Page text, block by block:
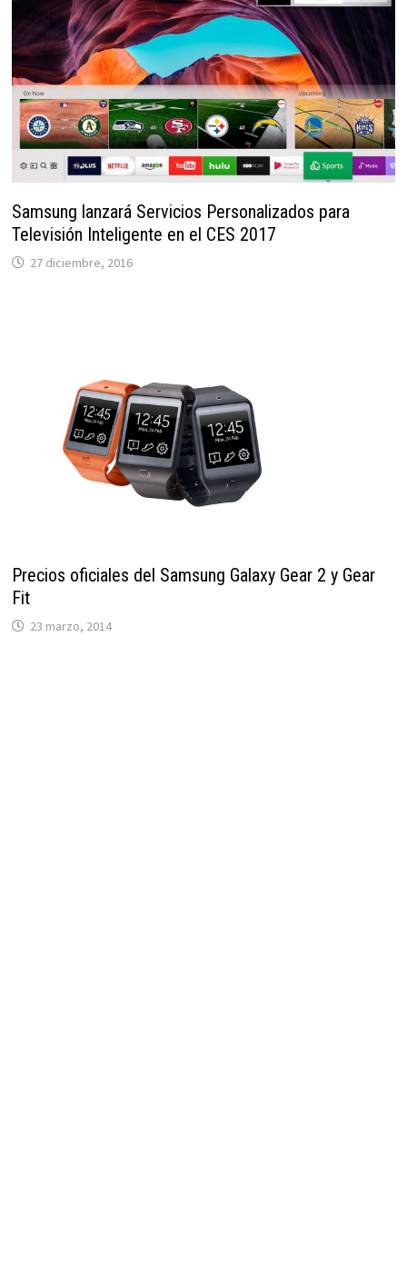
Samsung lanzará Servicios Personalizados para
Televisión Inteligente en el CES 2017
27 diciembre, 2016
Precios oficiales del Samsung Galaxy Gear 2 y Gear
Fit
23 marzo, 2014